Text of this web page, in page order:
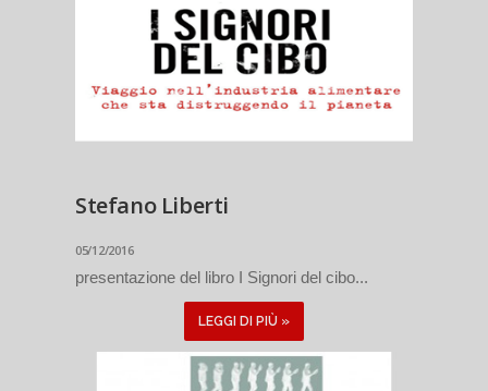
Stefano Liberti
05/12/2016
presentazione del libro I Signori del cibo...
LEGGI DI PIÙ »